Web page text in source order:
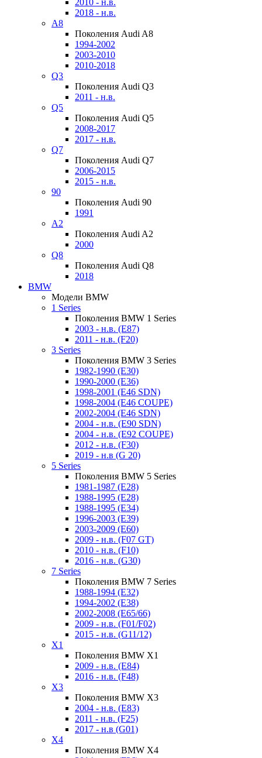
2010 - н.в.
2018 - н.в.
A8
Поколения Audi A8
1994-2002
2003-2010
2010-2018
Q3
Поколения Audi Q3
2011 - н.в.
Q5
Поколения Audi Q5
2008-2017
2017 - н.в.
Q7
Поколения Audi Q7
2006-2015
2015 - н.в.
90
Поколения Audi 90
1991
A2
Поколения Audi A2
2000
Q8
Поколения Audi Q8
2018
BMW
Модели BMW
1 Series
Поколения BMW 1 Series
2003 - н.в. (E87)
2011 - н.в. (F20)
3 Series
Поколения BMW 3 Series
1982-1990 (E30)
1990-2000 (E36)
1998-2001 (E46 SDN)
1998-2004 (E46 COUPE)
2002-2004 (E46 SDN)
2004 - н.в. (E90 SDN)
2004 - н.в. (E92 COUPE)
2012 - н.в. (F30)
2019 - н.в (G 20)
5 Series
Поколения BMW 5 Series
1981-1987 (E28)
1988-1995 (E28)
1988-1995 (E34)
1996-2003 (E39)
2003-2009 (E60)
2009 - н.в. (F07 GT)
2010 - н.в. (F10)
2016 - н.в. (G30)
7 Series
Поколения BMW 7 Series
1988-1994 (E32)
1994-2002 (E38)
2002-2008 (E65/66)
2009 - н.в. (F01/F02)
2015 - н.в. (G11/12)
X1
Поколения BMW X1
2009 - н.в. (E84)
2016 - н.в. (F48)
X3
Поколения BMW X3
2004 - н.в. (E83)
2011 - н.в. (F25)
2017 - н.в (G01)
X4
Поколения BMW X4